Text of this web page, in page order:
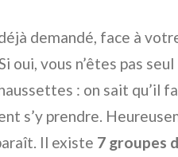
demandé, face à
oui, vous n’êtes pas
: on sait qu’il
s’y prendre.
Il existe 7 groupes